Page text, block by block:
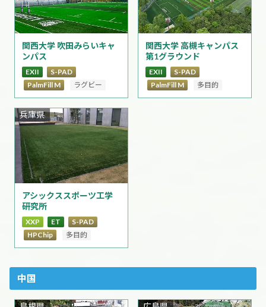
関西大学 吹田みらいキャ
ンパス
EXII
S-PAD
PalmFill M
ラグビー
関西大学 高槻キャンパス
第1グラウンド
EXII
S-PAD
PalmFill M
多目的
アシックススポーツ工学
研究所
兵庫県
XXP ET
S-PAD
HPChip
多目的
中国